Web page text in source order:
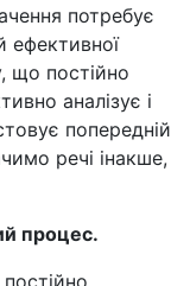
потребує
ефективної
що постійно
аналізує і
попередній
речі інакше,
процес.